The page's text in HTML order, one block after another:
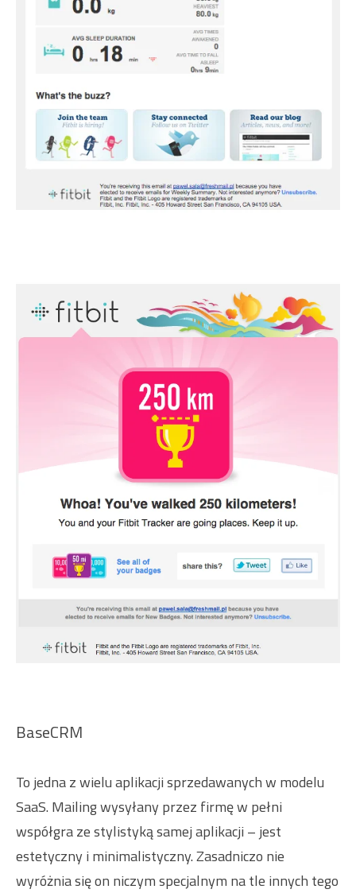
BaseCRM
To jedna z wielu aplikacji sprzedawanych w modelu
SaaS. Mailing wysyłany przez firmę w pełni
współgra ze stylistyką samej aplikacji – jest
estetyczny i minimalistyczny. Zasadniczo nie
wyróżnia się on niczym specjalnym na tle innych tego